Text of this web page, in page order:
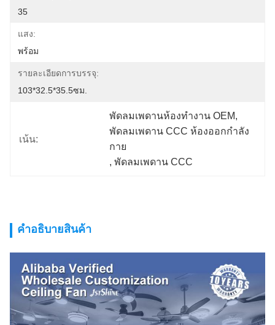
35
แสง:
พร้อม
รายละเอียดการบรรจุ:
103*32.5*35.5ซม.
เน้น:
พัดลมเพดานห้องทำงาน OEM,
พัดลมเพดาน CCC ห้องออกกำลัง
กาย
, พัดลมเพดาน CCC
คําอธิบายสินค้า